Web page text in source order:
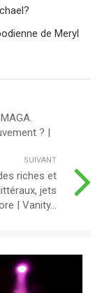
de Meryl
? |
SUIVANT
riches et
jets
| Vanity...